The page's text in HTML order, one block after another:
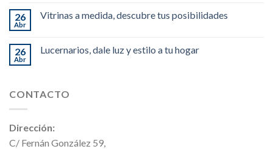
26
Abr
Vitrinas a medida, descubre tus posibilidades
26
Abr
Lucernarios, dale luz y estilo a tu hogar
CONTACTO
Dirección:
C/ Fernán González 59,